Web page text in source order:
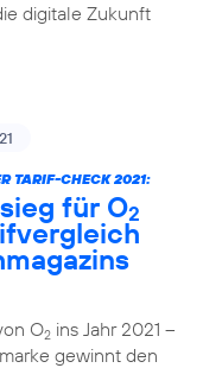
digitale Zukunft
TARIF-CHECK 2021:
für O2
O2ins Jahr 2021 –
gewinnt den